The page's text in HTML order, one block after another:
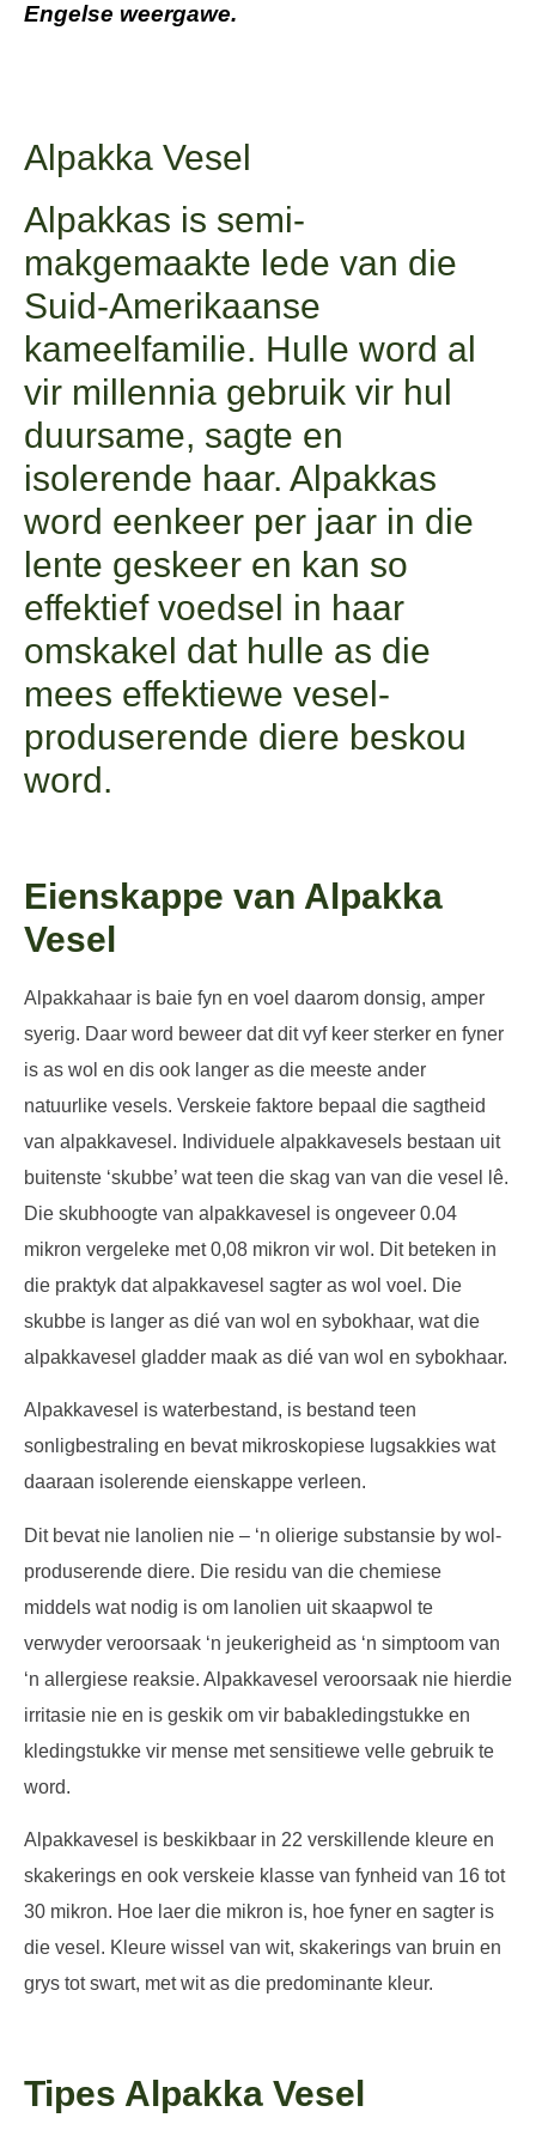
Engelse weergawe.
Alpakka Vesel
Alpakkas is semi-
makgemaakte lede van die
Suid-Amerikaanse
kameelfamilie. Hulle word al
vir millennia gebruik vir hul
duursame, sagte en
isolerende haar. Alpakkas
word eenkeer per jaar in die
lente geskeer en kan so
effektief voedsel in haar
omskakel dat hulle as die
mees effektiewe vesel-
produserende diere beskou
word.
Eienskappe van Alpakka
Vesel
Alpakkahaar is baie fyn en voel daarom donsig, amper
syerig. Daar word beweer dat dit vyf keer sterker en fyner
is as wol en dis ook langer as die meeste ander
natuurlike vesels. Verskeie faktore bepaal die sagtheid
van alpakkavesel. Individuele alpakkavesels bestaan uit
buitenste ‘skubbe’ wat teen die skag van van die vesel lê.
Die skubhoogte van alpakkavesel is ongeveer 0.04
mikron vergeleke met 0,08 mikron vir wol. Dit beteken in
die praktyk dat alpakkavesel sagter as wol voel. Die
skubbe is langer as dié van wol en sybokhaar, wat die
alpakkavesel gladder maak as dié van wol en sybokhaar.
Alpakkavesel is waterbestand, is bestand teen
sonligbestraling en bevat mikroskopiese lugsakkies wat
daaraan isolerende eienskappe verleen.
Dit bevat nie lanolien nie – ‘n olierige substansie by wol-
produserende diere. Die residu van die chemiese
middels wat nodig is om lanolien uit skaapwol te
verwyder veroorsaak ‘n jeukerigheid as ‘n simptoom van
‘n allergiese reaksie. Alpakkavesel veroorsaak nie hierdie
irritasie nie en is geskik om vir babakledingstukke en
kledingstukke vir mense met sensitiewe velle gebruik te
word.
Alpakkavesel is beskikbaar in 22 verskillende kleure en
skakerings en ook verskeie klasse van fynheid van 16 tot
30 mikron. Hoe laer die mikron is, hoe fyner en sagter is
die vesel. Kleure wissel van wit, skakerings van bruin en
grys tot swart, met wit as die predominante kleur.
Tipes Alpakka Vesel